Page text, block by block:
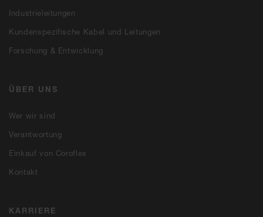
Industrieleitungen
Kundenspezifische Kabel und Leitungen
Forschung & Entwicklung
ÜBER UNS
Wer wir sind
Verantwortung
Einkauf von Coroflex
Kontakt
KARRIERE